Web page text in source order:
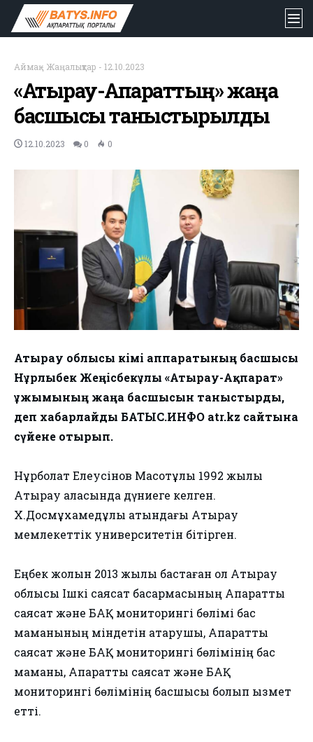
Аймақ- Жаңалықтар - 12.10.2023
«Атырау-Ақпараттың» жаңа
басшысы таныстырылды
12.10.2023 0 0
Атырау облысы әкімі аппаратының басшысы
Нұрлыбек Жеңісбекұлы «Атырау-Ақпарат»
ұжымының жаңа басшысын таныстырды,
деп хабарлайды БАТЫС.ИНФО atr.kz сайтына
сүйене отырып.
Нұрболат Елеусінов Мақсотұлы 1992 жылы
Атырау қаласында дүниеге келген.
Х.Досмұхамедұлы атындағы Атырау
мемлекеттік университетін бітірген.
Еңбек жолын 2013 жылы бастаған ол Атырау
облысы Ішкі саясат басқармасының Ақпараттық
саясат және БАҚ мониторингі бөлімі бас
маманының міндетін атқарушы, Ақпараттық
саясат және БАҚ мониторингі бөлімінің бас
маманы, Ақпараттық саясат және БАҚ
мониторингі бөлімінің басшысы болып қызмет
етті.